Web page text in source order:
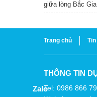
giữa lòng Bắc
Trang chủ
THÔNG TIN
Tel: 0986 866
Zalo